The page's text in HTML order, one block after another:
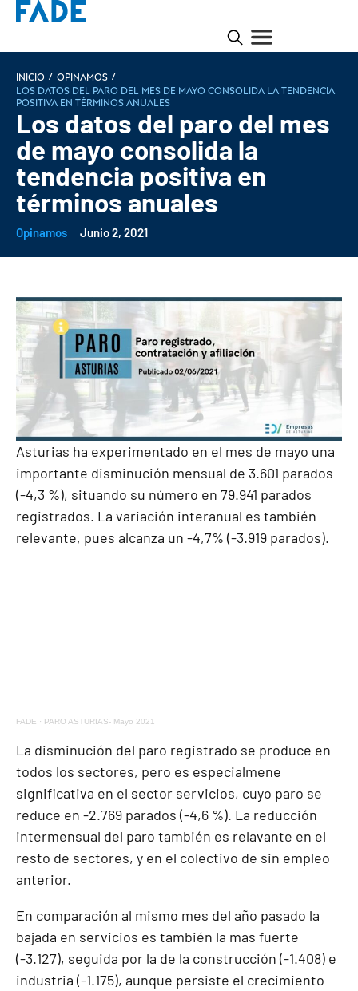
INICIO / Opinamos /
Los datos del paro del mes de mayo consolida la tendencia
positiva en términos anuales
Los datos del paro del mes
de mayo consolida la
tendencia positiva en
términos anuales
Opinamos Junio 2, 2021
Asturias ha experimentado en el mes de mayo una
importante disminución mensual de 3.601 parados
(-4,3 %), situando su número en 79.941 parados
registrados. La variación interanual es también
relevante, pues alcanza un -4,7% (-3.919 parados).
FADE · PARO ASTURIAS- Mayo 2021
La disminución del paro registrado se produce en
todos los sectores, pero es especialmene
significativa en el sector servicios, cuyo paro se
reduce en -2.769 parados (-4,6 %). La reducción
intermensual del paro también es relavante en el
resto de sectores, y en el colectivo de sin empleo
anterior.
En comparación al mismo mes del año pasado la
bajada en servicios es también la mas fuerte
(-3.127), seguida por la de la construcción (-1.408) e
industria (-1.175), aunque persiste el crecimiento